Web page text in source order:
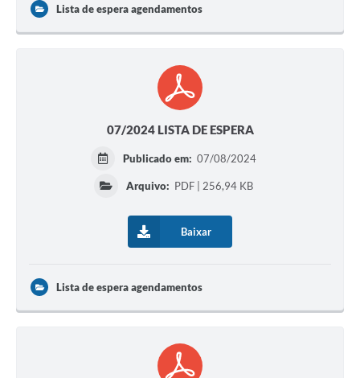
Lista de espera agendamentos
07/2024 LISTA DE ESPERA
Publicado em: 07/08/2024
Arquivo: PDF | 256,94 KB
Baixar
Lista de espera agendamentos